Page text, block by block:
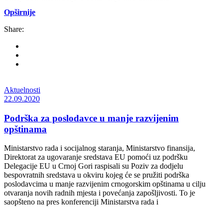
Opširnije
Share:
Aktuelnosti
22.09.2020
Podrška za poslodavce u manje razvijenim
opštinama
Ministarstvo rada i socijalnog staranja, Ministarstvo finansija,
Direktorat za ugovaranje sredstava EU pomoći uz podršku
Delegacije EU u Crnoj Gori raspisali su Poziv za dodjelu
bespovratnih sredstava u okviru kojeg će se pružiti podrška
poslodavcima u manje razvijenim crnogorskim opštinama u cilju
otvaranja novih radnih mjesta i povećanja zapošljivosti. To je
saopšteno na pres konferenciji Ministarstva rada i